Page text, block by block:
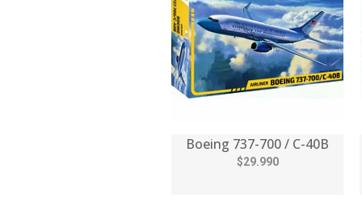
Boeing 737-700 / C-40B
$29.990